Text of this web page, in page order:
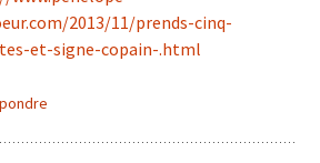
2013/11/prends-cinq-
et-signe-copain-.html